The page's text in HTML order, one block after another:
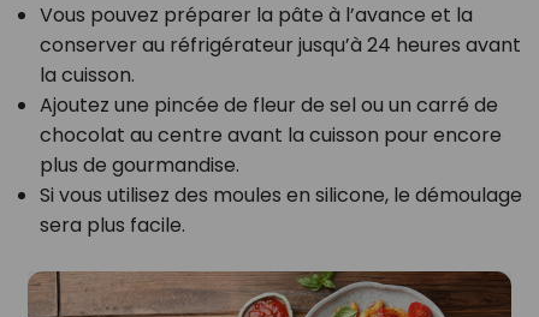
Vous pouvez préparer la pâte à l’avance et la
conserver au réfrigérateur jusqu’à 24 heures avant
la cuisson.
Ajoutez une pincée de fleur de sel ou un carré de
chocolat au centre avant la cuisson pour encore
plus de gourmandise.
Si vous utilisez des moules en silicone, le démoulage
sera plus facile.